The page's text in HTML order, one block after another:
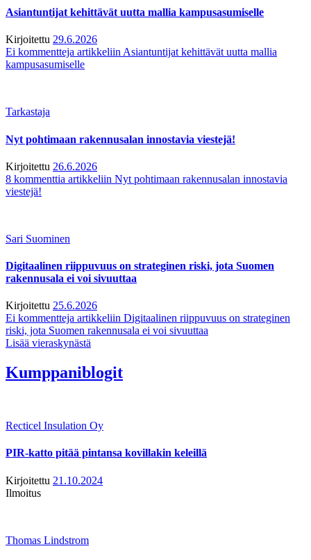
Asiantuntijat kehittävät uutta mallia kampusasumiselle
Kirjoitettu 29.6.2026
Ei kommentteja artikkeliin Asiantuntijat kehittävät uutta mallia
kampusasumiselle
Tarkastaja
Nyt pohtimaan rakennusalan innostavia viestejä!
Kirjoitettu 26.6.2026
8 kommenttia artikkeliin Nyt pohtimaan rakennusalan innostavia
viestejä!
Sari Suominen
Digitaalinen riippuvuus on strateginen riski, jota Suomen
rakennusala ei voi sivuuttaa
Kirjoitettu 25.6.2026
Ei kommentteja artikkeliin Digitaalinen riippuvuus on strateginen
riski, jota Suomen rakennusala ei voi sivuuttaa
Lisää vieraskynästä
Kumppaniblogit
Recticel Insulation Oy
PIR-katto pitää pintansa kovillakin keleillä
Kirjoitettu 21.10.2024
Ilmoitus
Thomas Lindstrom